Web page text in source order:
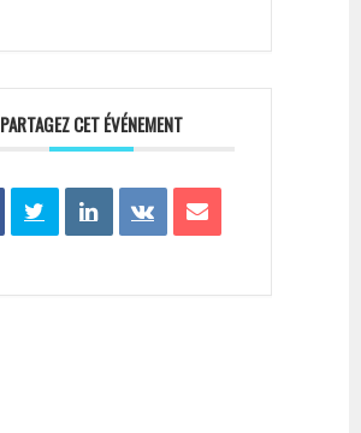
PARTAGEZ CET ÉVÉNEMENT